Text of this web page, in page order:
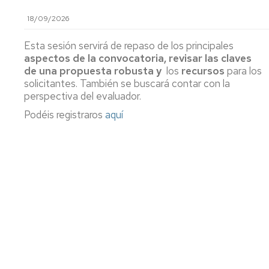
18/09/2026
Esta sesión servirá de repaso de los principales
aspectos de la convocatoria, revisar las claves
de una propuesta robusta y los recursos para los
solicitantes. También se buscará contar con la
perspectiva del evaluador.
Podéis registraros aquí